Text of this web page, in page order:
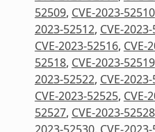
52509, CVE-2023-52510
2023-52512, CVE-
CVE-2023-52516, CVE-
52518, CVE-2023-52519
2023-52522, CVE-
CVE-2023-52525, CVE-
52527, CVE-2023-52528
2023-52530, CVE-